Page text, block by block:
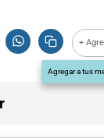
+
Agregar a tus